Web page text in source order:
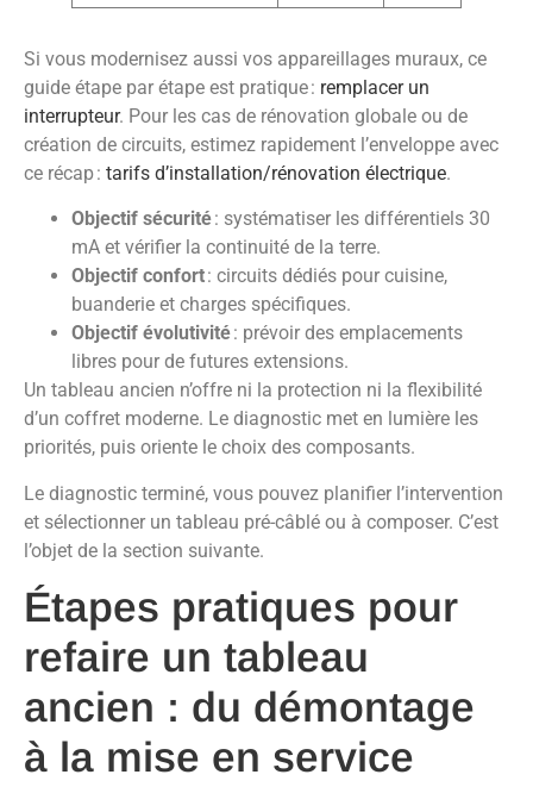
Si vous modernisez aussi vos appareillages muraux, ce
guide étape par étape est pratique : remplacer un
interrupteur. Pour les cas de rénovation globale ou de
création de circuits, estimez rapidement l’enveloppe avec
ce récap : tarifs d’installation/rénovation électrique.
Objectif sécurité: systématiser les différentiels 30
mA et vérifier la continuité de la terre.
Objectif confort: circuits dédiés pour cuisine,
buanderie et charges spécifiques.
Objectif évolutivité: prévoir des emplacements
libres pour de futures extensions.
Un tableau ancien n’offre ni la protection ni la flexibilité
d’un coffret moderne. Le diagnostic met en lumière les
priorités, puis oriente le choix des composants.
Le diagnostic terminé, vous pouvez planifier l’intervention
et sélectionner un tableau pré-câblé ou à composer. C’est
l’objet de la section suivante.
Étapes pratiques pour
refaire un tableau
ancien : du démontage
à la mise en service